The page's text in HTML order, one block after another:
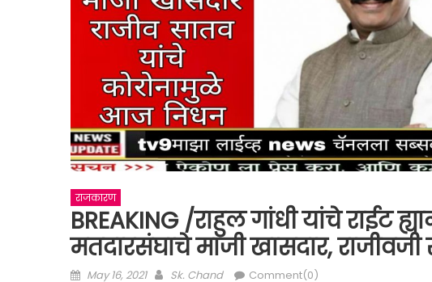
राजकारण
BREAKING /राहुल गांधी यांचे राईट
मतदारसंघाचे माजी खासदार,
Posted
May 16, 2021 Author
Sk. Chand Comment(0)